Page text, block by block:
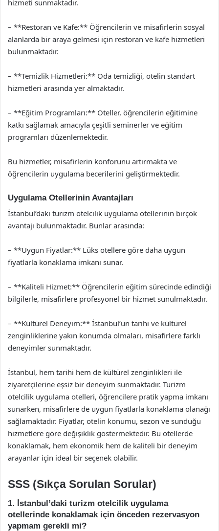
hizmeti sunmaktadır.
– **Restoran ve Kafe:** Öğrencilerin ve misafirlerin sosyal
alanlarda bir araya gelmesi için restoran ve kafe hizmetleri
bulunmaktadır.
– **Temizlik Hizmetleri:** Oda temizliği, otelin standart
hizmetleri arasında yer almaktadır.
– **Eğitim Programları:** Oteller, öğrencilerin eğitimine
katkı sağlamak amacıyla çeşitli seminerler ve eğitim
programları düzenlemektedir.
Bu hizmetler, misafirlerin konforunu artırmakta ve
öğrencilerin uygulama becerilerini geliştirmektedir.
Uygulama Otellerinin Avantajları
İstanbul’daki turizm otelcilik uygulama otellerinin birçok
avantajı bulunmaktadır. Bunlar arasında:
– **Uygun Fiyatlar:** Lüks otellere göre daha uygun
fiyatlarla konaklama imkanı sunar.
– **Kaliteli Hizmet:** Öğrencilerin eğitim sürecinde edindiği
bilgilerle, misafirlere profesyonel bir hizmet sunulmaktadır.
– **Kültürel Deneyim:** İstanbul’un tarihi ve kültürel
zenginliklerine yakın konumda olmaları, misafirlere farklı
deneyimler sunmaktadır.
İstanbul, hem tarihi hem de kültürel zenginlikleri ile
ziyaretçilerine eşsiz bir deneyim sunmaktadır. Turizm
otelcilik uygulama otelleri, öğrencilere pratik yapma imkanı
sunarken, misafirlere de uygun fiyatlarla konaklama olanağı
sağlamaktadır. Fiyatlar, otelin konumu, sezon ve sunduğu
hizmetlere göre değişiklik göstermektedir. Bu otellerde
konaklamak, hem ekonomik hem de kaliteli bir deneyim
arayanlar için ideal bir seçenek olabilir.
SSS (Sıkça Sorulan Sorular)
1. İstanbul’daki turizm otelcilik uygulama
otellerinde konaklamak için önceden rezervasyon
yapmam gerekli mi?